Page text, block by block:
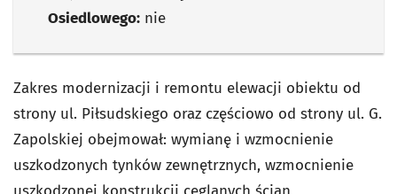
Osiedlowego: nie
Zakres modernizacji i remontu elewacji obiektu od
strony ul. Piłsudskiego oraz częściowo od strony ul. G.
Zapolskiej obejmował: wymianę i wzmocnienie
uszkodzonych tynków zewnętrznych, wzmocnienie